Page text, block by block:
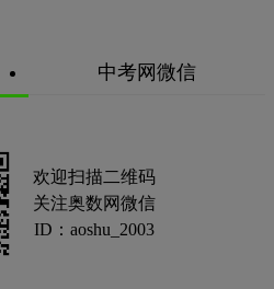
中考网微信
欢迎扫描二维码
关注奥数网微信
ID：aoshu_2003